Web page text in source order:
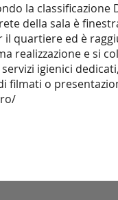
la
della sala è
quartiere ed è
realizzazione e si
igienici
filmati o